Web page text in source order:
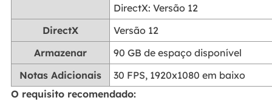
DirectX: Versão 12
DirectX
Versão 12
Armazenar
90 GB de espaço disponível
Notas Adicionais
30 FPS, 1920x1080 em baixo
O requisito recomendado: